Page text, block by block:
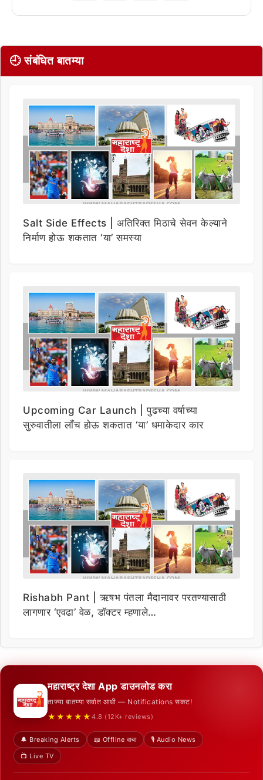
🕘 संबंधित बातम्या
Salt Side Effects | अतिरिक्त मिठाचे सेवन केल्याने
निर्माण होऊ शकतात ‘या’ समस्या
Upcoming Car Launch | पुढच्या वर्षाच्या
सुरुवातीला लाँच होऊ शकतात ‘या’ धमाकेदार कार
Rishabh Pant | ऋषभ पंतला मैदानावर परतण्यासाठी
लागणार ‘एवढा’ वेळ, डॉक्टर म्हणाले…
महाराष्ट्र देशा App डाउनलोड करा
ताज्या बातम्या सर्वात आधी — Notifications सकट!
★★★★★ 4.8 (12K+ reviews)
🔔 Breaking Alerts 📖 Offline वाचा
🎙️ Audio News
📺 Live TV